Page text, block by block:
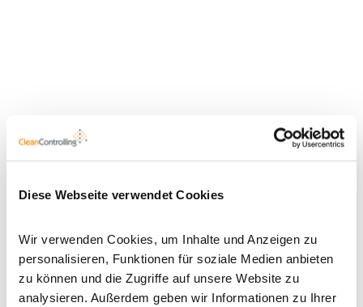
Diese Webseite verwendet Cookies
Wir verwenden Cookies, um Inhalte und Anzeigen zu
personalisieren, Funktionen für soziale Medien anbieten
zu können und die Zugriffe auf unsere Website zu
analysieren. Außerdem geben wir Informationen zu Ihrer
CleanControlling Medical
GmbH & Co. KG